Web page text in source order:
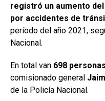
registró un aumento
por accidentes de
período del año 2021,
Nacional.
En total van 698
comisionado general
de la Policía Nacional.